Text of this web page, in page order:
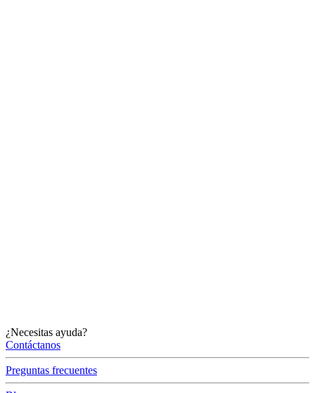
¿Necesitas ayuda?
Contáctanos
Preguntas frecuentes